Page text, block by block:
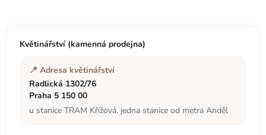
Květinářství (kamenná prodejna)
📍 Adresa květinářství
Radlická 1302/76
Praha 5 150 00
u stanice TRAM Křížová, jedna stanice od metra Anděl